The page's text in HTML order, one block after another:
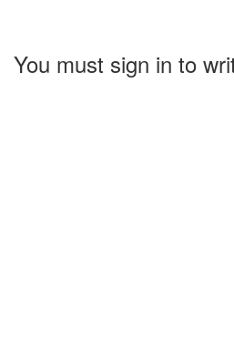
You must sign in to